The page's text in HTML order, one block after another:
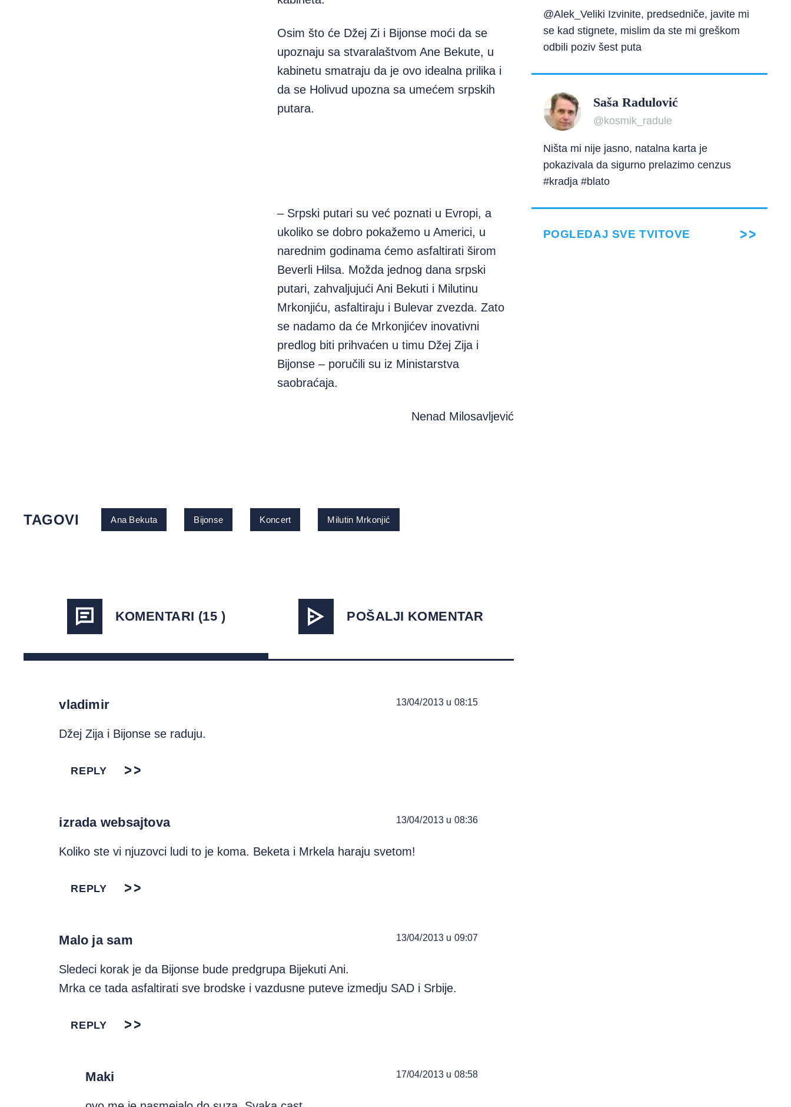
Osim što će Džej Zi i Bijonse moći da se
upoznaju sa stvaralaštvom Ane Bekute, u
kabinetu smatraju da je ovo idealna prilika i
da se Holivud upozna sa umećem srpskih
putara.
– Srpski putari su već poznati u Evropi, a
ukoliko se dobro pokažemo u Americi, u
narednim godinama ćemo asfaltirati širom
Beverli Hilsa. Možda jednog dana srpski
putari, zahvaljujući Ani Bekuti i Milutinu
Mrkonjiću, asfaltiraju i Bulevar zvezda. Zato
se nadamo da će Mrkonjićev inovativni
predlog biti prihvaćen u timu Džej Zija i
Bijonse – poručili su iz Ministarstva
saobraćaja.
Nenad Milosavljević
TAGOVI Ana Bekuta Bijonse Koncert Milutin Mrkonjić
KOMENTARI (15 ) POŠALJI KOMENTAR
vladimir 13/04/2013 u 08:15
Džej Zija i Bijonse se raduju.
REPLY
izrada websajtova 13/04/2013 u 08:36
Koliko ste vi njuzovci ludi to je koma. Beketa i Mrkela haraju svetom!
REPLY
Malo ja sam 13/04/2013 u 09:07
Sledeci korak je da Bijonse bude predgrupa Bijekuti Ani.
Mrka ce tada asfaltirati sve brodske i vazdusne puteve izmedju SAD i Srbije.
REPLY
Maki 17/04/2013 u 08:58
@Alek_Veliki Izvinite, predsedniče, javite mi
se kad stignete, mislim da ste mi greškom
odbili poziv šest puta
Saša Radulović
@kosmik_radule
Ništa mi nije jasno, natalna karta je
pokazivala da sigurno prelazimo cenzus
#kradja #blato
POGLEDAJ SVE TVITOVE